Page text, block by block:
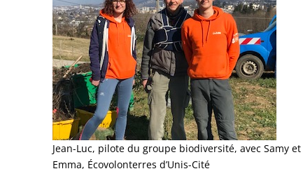
Jean-Luc, pilote du groupe biodiversité, avec Samy et
Emma, Écovolonterres d’Unis-Cité